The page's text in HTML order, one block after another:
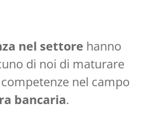
nel settore hanno
di noi di maturare
nel campo
bancaria.